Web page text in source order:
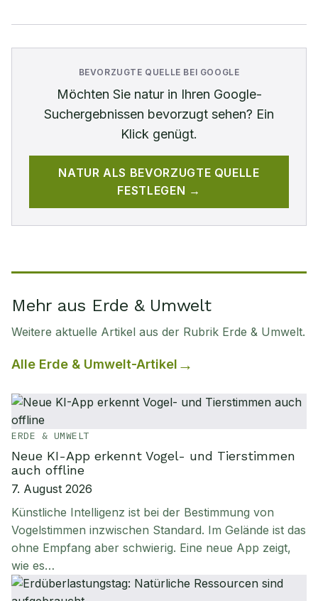
BEVORZUGTE QUELLE BEI GOOGLE
Möchten Sie naturin Ihren Google-
Suchergebnissen bevorzugt sehen? Ein
Klick genügt.
NATUR ALS BEVORZUGTE QUELLE
FESTLEGEN →
Mehr aus Erde & Umwelt
Weitere aktuelle Artikel aus der Rubrik Erde & Umwelt.
Alle Erde & Umwelt-Artikel
ERDE & UMWELT
Neue KI-App erkennt Vogel- und Tierstimmen
auch offline
7. August 2026
Künstliche Intelligenz ist bei der Bestimmung von
Vogelstimmen inzwischen Standard. Im Gelände ist das
ohne Empfang aber schwierig. Eine neue App zeigt,
wie es…